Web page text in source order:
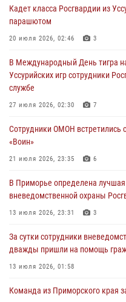
29 июля 2026, 01:17
В День Крещения Руси в Князь-
ходом
28 июля 2026, 10:29 3
Росгвардейцы в Приморье
28 июля 2026, 05:39
В Международный День тигра
службе
27 июля 2026, 02:30
Кадет класса Росгвардии из
парашютом
20 июля 2026, 02:46 3
В Международный День тигра
Уссурийских игр сотрудники
службе
27 июля 2026, 02:30 7
Сотрудники ОМОН встретились
«Воин»
21 июля 2026, 23:35 6
В Приморье определена
вневедомственной охраны
13 июля 2026, 23:31 3
За сутки сотрудники
дважды пришли на помощь
13 июля 2026, 01:58
Команда из Приморского края